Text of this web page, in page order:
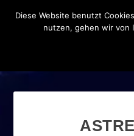
Diese Website benutzt
nutzen, gehen wir von